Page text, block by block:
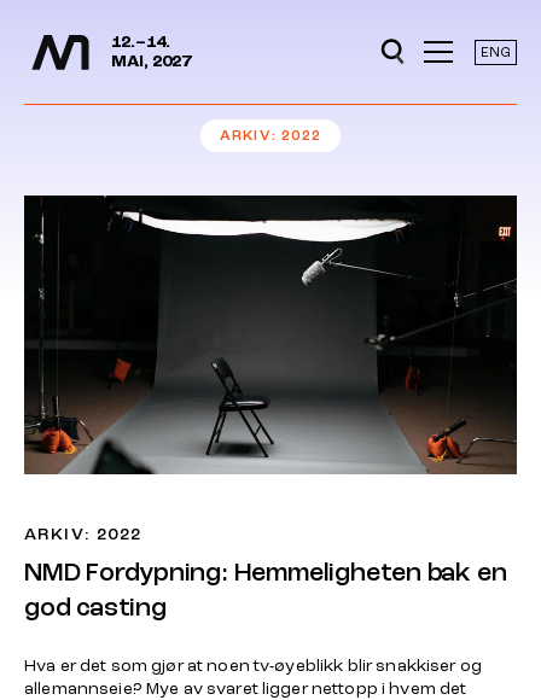
Hopp til hovedinnhold
12.–14.
MAI, 2027
ENG
ARKIV 2022
ARKIV: 2022
NMD Fordypning: Hemmeligheten bak en
god casting
Hva er det som gjør at noen tv-øyeblikk blir snakkiser og
allemannseie? Mye av svaret ligger nettopp i hvem det